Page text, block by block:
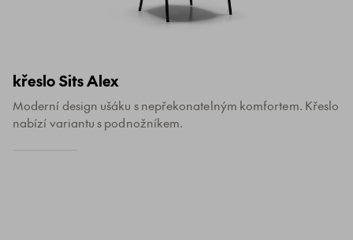
křeslo Sits Alex
Moderní design ušáku s nepřekonatelným komfortem. Křeslo
nabízí variantu s podnožníkem.